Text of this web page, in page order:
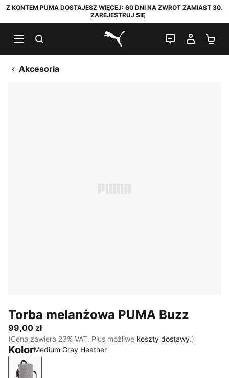
Z KONTEM PUMA DOSTAJESZ WIĘCEJ: 60 DNI NA ZWROT ZAMIAST 30.
ZAREJESTRUJ SIĘ
PUMA.com
CZAT NA
MOJE
Akcesoria
Torba melanżowa PUMA Buzz
99,00 zł
(Cena zawiera 23% VAT. Plus możliwe koszty dostawy.)
KolorMedium Gray Heather